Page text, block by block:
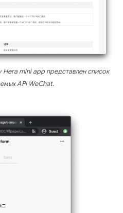
mini app представлен список
API WeChat.